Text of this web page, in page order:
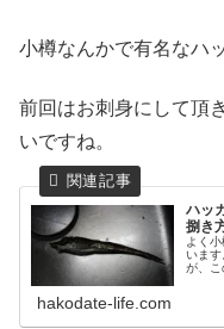
小樽なんかで有名なハ
前回はお刺身にして頂
いですね。
ハッ
捌き
よく
います
が、こ
hakodate-life.com